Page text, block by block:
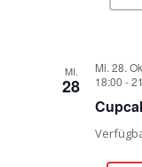
MI.
28
Mi. 28.
18:00 -